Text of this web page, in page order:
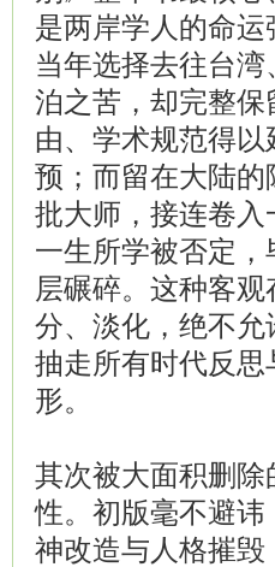
是两岸学人的命
当年选择去往台
泊之苦，却完整
由、学术规范得
预；而留在大陆
批大师，接连卷
一生所学被否定
层碾碎。这种客
分、淡化，绝不
抽走所有时代反
形。
其次被大面积删
性。初版毫不避
神改造与人格摧